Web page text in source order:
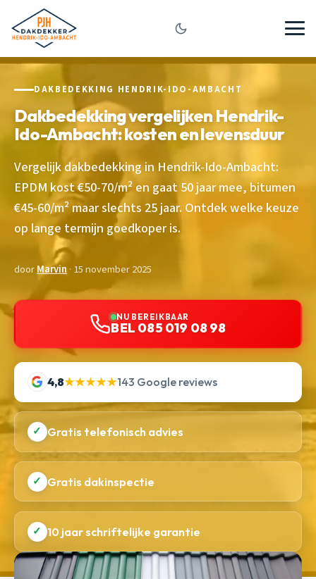
DAKBEDEKKING HENDRIK-IDO-AMBACHT
Dakbedekking vergelijken Hendrik-
Ido-Ambacht: kosten en levensduur
Vergelijk dakbedekking in Hendrik-Ido-Ambacht:
EPDM kost €50-70/m² en gaat 50 jaar mee, bitumen
€45-60/m² maar slechts 25 jaar. Ontdek welke keuze
op lange termijn goedkoper is.
doorMarvin · 15 november 2025
NU BEREIKBAAR
BEL 085 019 08 98
4,8★★★★★143 Google reviews
✓ Gratis telefonisch advies
✓ Gratis dakinspectie
✓ 10 jaar schriftelijke garantie